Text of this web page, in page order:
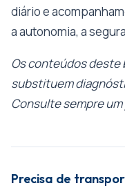
diário e
a autonomia, a
Os conteúdos deste
substituem
Consulte sempre
Precisa de